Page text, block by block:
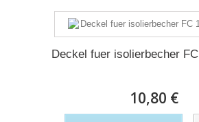
Deckel fuer isolierbecher
10,80 €